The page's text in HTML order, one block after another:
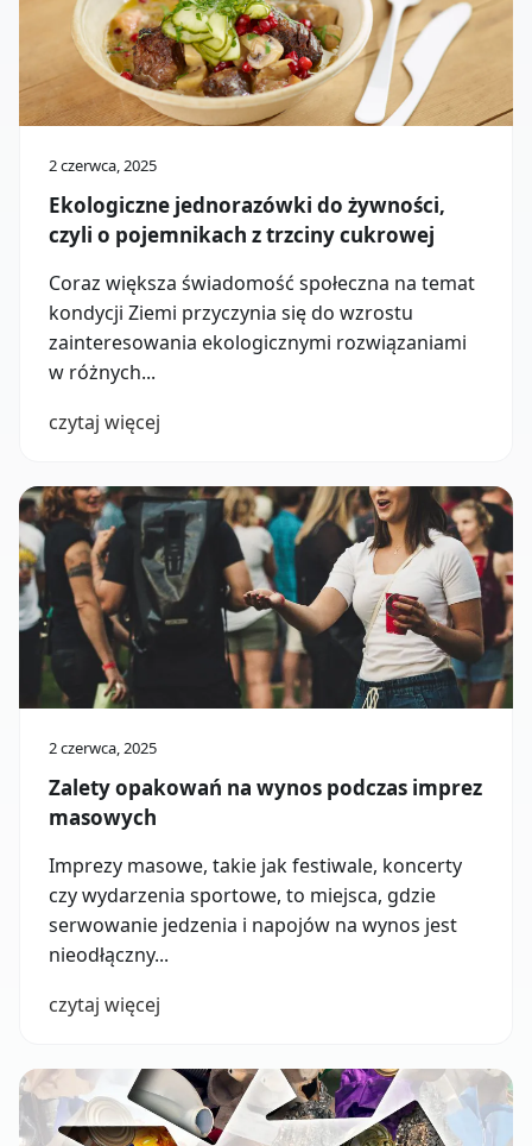
2 czerwca, 2025
Ekologiczne jednorazówki do żywności,
czyli o pojemnikach z trzciny cukrowej
Coraz większa świadomość społeczna na temat
kondycji Ziemi przyczynia się do wzrostu
zainteresowania ekologicznymi rozwiązaniami
w różnych...
czytaj więcej
2 czerwca, 2025
Zalety opakowań na wynos podczas imprez
masowych
Imprezy masowe, takie jak festiwale, koncerty
czy wydarzenia sportowe, to miejsca, gdzie
serwowanie jedzenia i napojów na wynos jest
nieodłączny...
czytaj więcej